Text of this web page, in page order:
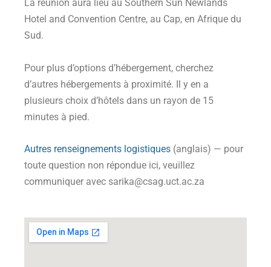
La réunion aura lieu au Southern Sun Newlands
Hotel and Convention Centre, au Cap, en Afrique du
Sud.
Pour plus d’options d’hébergement, cherchez
d’autres hébergements à proximité. Il y en a
plusieurs choix d’hôtels dans un rayon de 15
minutes à pied.
Autres renseignements logistiques (anglais) — pour
toute question non répondue ici, veuillez
communiquer avec sarika@csag.uct.ac.za